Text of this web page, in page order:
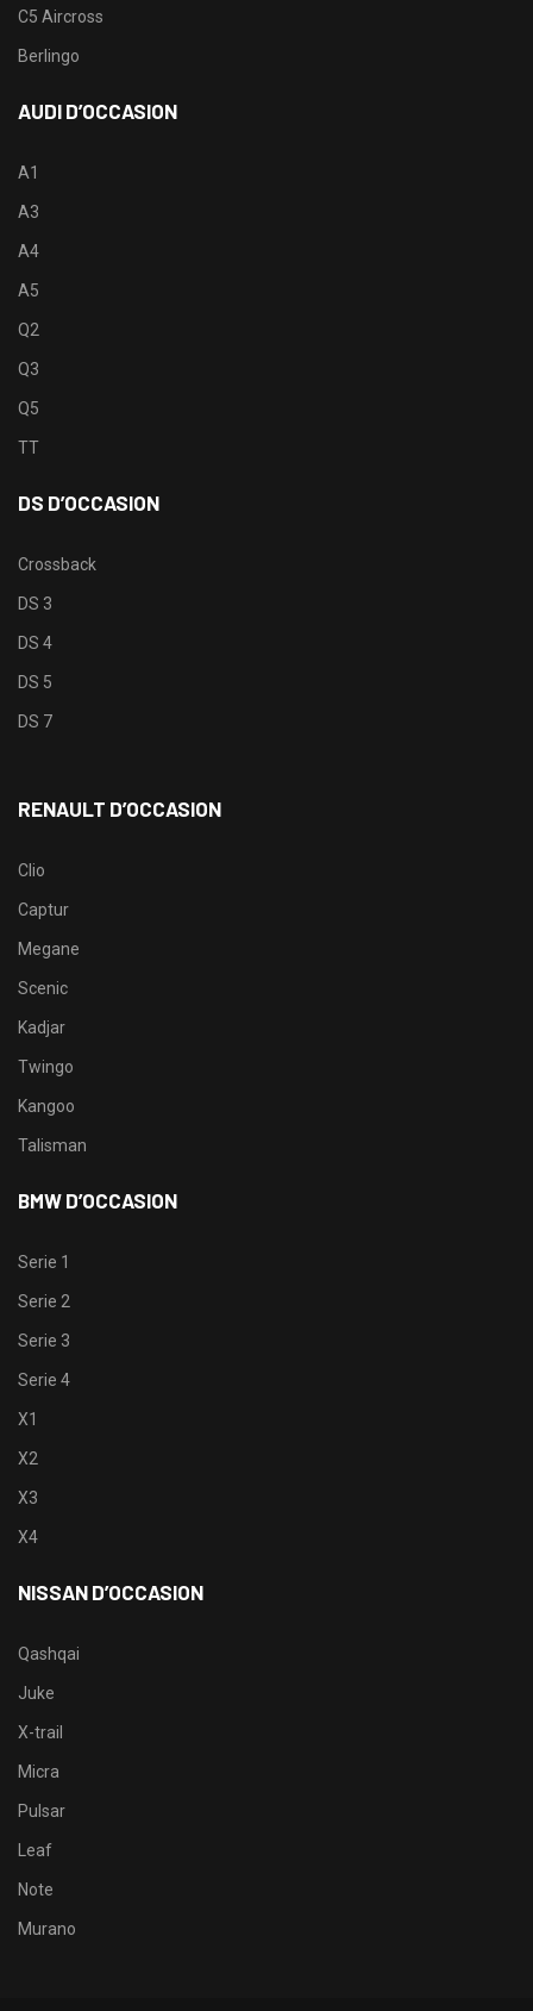
C5 Aircross
Berlingo
AUDI D’OCCASION
A1
A3
A4
A5
Q2
Q3
Q5
TT
DS D’OCCASION
Crossback
DS 3
DS 4
DS 5
DS 7
RENAULT D’OCCASION
Clio
Captur
Megane
Scenic
Kadjar
Twingo
Kangoo
Talisman
BMW D’OCCASION
Serie 1
Serie 2
Serie 3
Serie 4
X1
X2
X3
X4
NISSAN D’OCCASION
Qashqai
Juke
X-trail
Micra
Pulsar
Leaf
Note
Murano